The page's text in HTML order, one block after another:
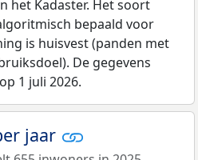
het Kadaster. Het soort
bepaald voor
is huisvest (panden met
De gegevens
1 juli 2026.
jaar